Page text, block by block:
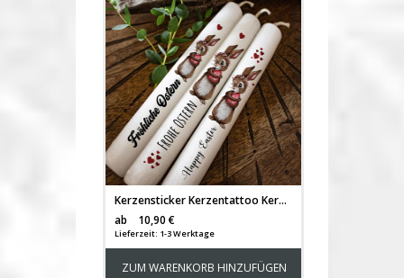
Kerzensticker Kerzentattoo Kerzentattoos Tattoofolie Frohe Ostern Osterhase Ostereier Eier Hase Hasen für Kerzen oder Keramik A4 Bogen DIY Kerzen kst116
ab
10,90 €
Lieferzeit: 1-3 Werktage
ZUM WARENKORB HINZUFÜGEN